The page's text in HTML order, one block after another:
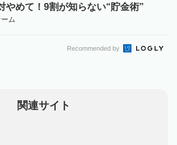
やめて！9割が知らない“貯金術”
ム
Recommended by
関連サイト